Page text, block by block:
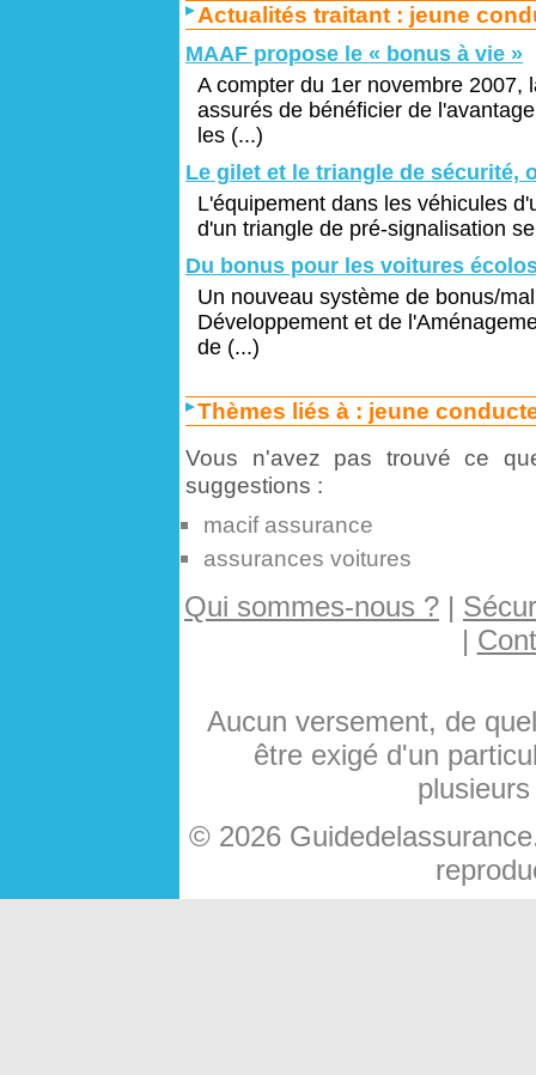
Actualités traitant : jeune
MAAF propose le « bonus à vie »
A compter du 1er novembre 2007,
assurés de bénéficier de
les (...)
Le gilet et le triangle de sécurité,
L'équipement dans les véhicules
d'un triangle de pré-signalisation
Du bonus pour les voitures
Un nouveau système de bonus/
Développement et de
de (...)
Thèmes liés à : jeune
Vous n'avez pas trouvé ce
suggestions :
macif assurance
assurances voitures
Qui sommes-nous ? |
|
Aucun versement, de
être exigé d'un
© 2026